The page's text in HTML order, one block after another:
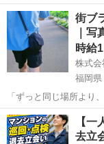
・メールのやり…
茨城 常陸大宮市
街ブ
｜
時給
株式会
福岡県
「ずっと同じ場所より
と嫌いじゃない」 そんな方におすすめ
場やコインパーキング
を確...
福岡 福岡市 そ
【
去立